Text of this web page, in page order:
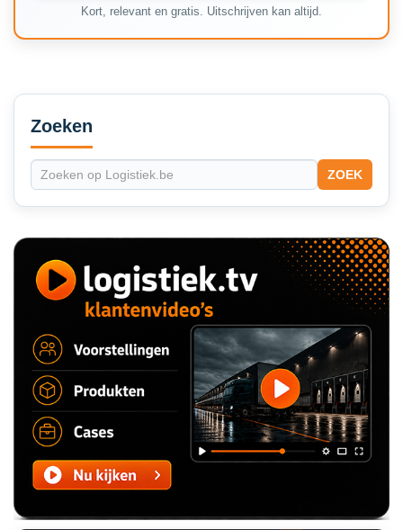
Kort, relevant en gratis. Uitschrijven kan altijd.
Secondary
Sidebar
Zoeken
ZOEK